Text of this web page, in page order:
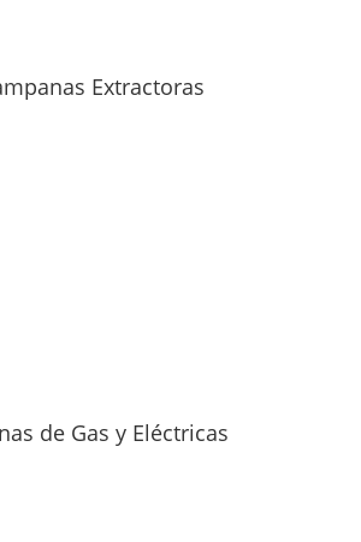
Extractoras
de Gas y Eléctricas